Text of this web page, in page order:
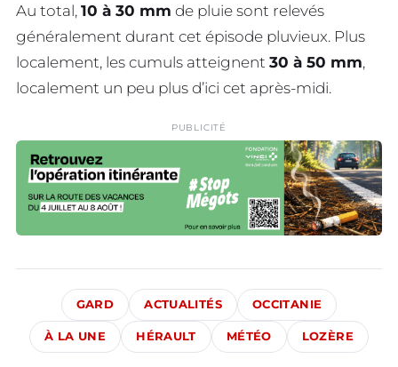
Au total, 10 à 30 mm de pluie sont relevés
généralement durant cet épisode pluvieux. Plus
localement, les cumuls atteignent 30 à 50 mm,
localement un peu plus d’ici cet après-midi.
PUBLICITÉ
GARD ACTUALITÉS OCCITANIE
À LA UNE HÉRAULT MÉTÉO LOZÈRE